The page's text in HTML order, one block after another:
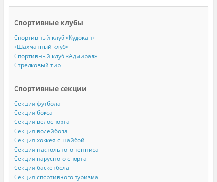
Спортивные клубы
Спортивный клуб «Кудокан»
«Шахматный клуб»
Спортивный клуб «Адмирал»
Стрелковый тир
Спортивные секции
Секция футбола
Секция бокса
Секция велоспорта
Секция волейбола
Секция хоккея с шайбой
Секция настольного тенниса
Секция парусного спорта
Секция баскетбола
Секция спортивного туризма